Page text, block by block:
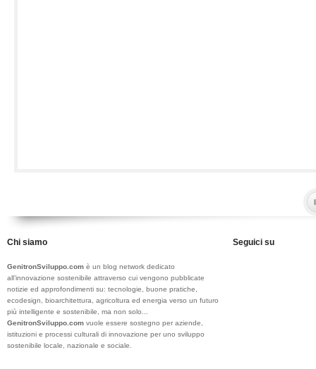
Chi siamo
GenitronSviluppo.com è un blog network dedicato
all’innovazione sostenibile attraverso cui vengono pubblicate
notizie ed approfondimenti su: tecnologie, buone pratiche,
ecodesign, bioarchitettura, agricoltura ed energia verso un futuro
più intelligente e sostenibile, ma non solo...
GenitronSviluppo.com vuole essere sostegno per aziende,
istituzioni e processi culturali di innovazione per uno sviluppo
sostenibile locale, nazionale e sociale.
Seguici su